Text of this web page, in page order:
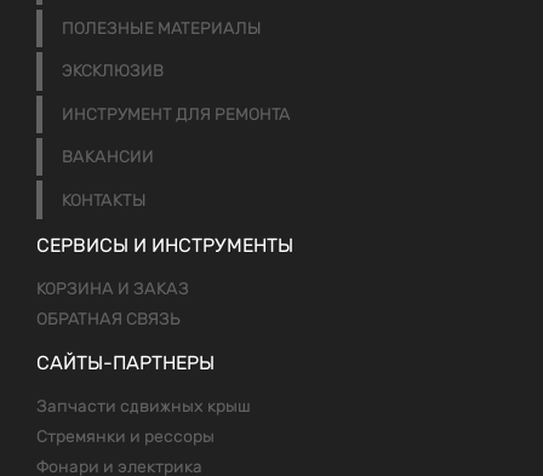
ПОЛЕЗНЫЕ МАТЕРИАЛЫ
ЭКСКЛЮЗИВ
ИНСТРУМЕНТ ДЛЯ РЕМОНТА
ВАКАНСИИ
КОНТАКТЫ
СЕРВИСЫ И ИНСТРУМЕНТЫ
КОРЗИНА И ЗАКАЗ
ОБРАТНАЯ СВЯЗЬ
САЙТЫ-ПАРТНЕРЫ
Запчасти сдвижных крыш
Стремянки и рессоры
Фонари и электрика